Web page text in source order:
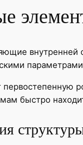
внутренней
первостепенную
быстро